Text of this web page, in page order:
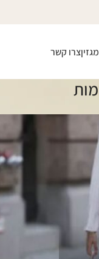
מגזיןצרו קשר